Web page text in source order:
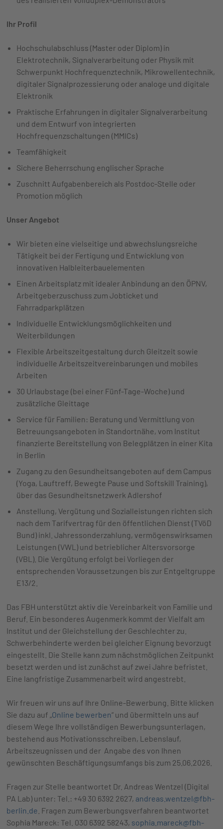
Ihr Profil
Hochschulabschluss (Master oder Diplom) in
Elektrotechnik, Signalverarbeitung oder Physik mit
Schwerpunkt Hochfrequenztechnik, Mikrowellentechnik,
digitaler Signalprozessierung oder analoge und digitale
Elektronik
Praktische Erfahrungen in digitaler Signalverarbeitung
und dem Entwurf von integrierten
Hochfrequenzschaltungen (MMICs)
Teamfähigkeit
Sichere Beherrschung englischer Sprache
Zuschnitt Aufgabenbereich als Postdoc-Stelle oder
Promotion möglich
Unser Angebot
Wir bieten eine vielseitige und abwechslungsreiche
Tätigkeit bei der Fertigung und Entwicklung von
innovativen Halbleiterbauelementen
Einen Arbeitsplatz mit idealer Anbindung an den ÖPNV,
Arbeitgeberzuschuss zum Jobticket und
Fahrradparkplätzen
Individuelle Entwicklungsmöglichkeiten und
Weiterbildungen
Flexible Arbeitszeitgestaltung durch Gleitzeit sowie
individuelle Arbeitszeitvereinbarungen und mobiles
Arbeiten
30 Urlaubstage (bei einer Fünf-Tage-Woche) und
zusätzliche Gleittage
Service für Familien: Beratung und Vermittlung von
Betreuungsangeboten in Standortnähe, vom Institut
finanzierte Bereitstellung von Belegplätzen in einer Kita
in Berlin
Zugang zu den Gesundheitsangeboten auf dem Campus
(Yoga, Lauftreff, Bewegte Pause und Softskill Training),
über das Gesundheitsnetzwerk Adlershof
Anstellung, Vergütung und Sozialleistungen richten sich
nach dem Tarifvertrag für den öffentlichen Dienst (TVöD
Bund) inkl. Jahressonderzahlung, vermögenswirksamen
Leistungen (VWL) und betrieblicher Altersvorsorge
(VBL). Die Vergütung erfolgt bei Vorliegen der
entsprechenden Voraussetzungen bis zur Entgeltgruppe
E13/2.
Das FBH unterstützt aktiv die Vereinbarkeit von Familie und
Beruf. Ein besonderes Augenmerk kommt der Vielfalt am
Institut und der Gleichstellung der Geschlechter zu.
Schwerbehinderte werden bei gleicher Eignung bevorzugt
eingestellt. Die Stelle kann zum nächstmöglichen Zeitpunkt
besetzt werden und ist zunächst auf zwei Jahre befristet.
Eine langfristige Zusammenarbeit wird angestrebt.
Wir freuen wir uns auf Ihre Online-Bewerbung. Bitte klicken
Sie dazu auf „Online bewerben“ und übermitteln uns auf
diesem Wege Ihre vollständigen Bewerbungsunterlagen,
bestehend aus Motivationsschreiben, Lebenslauf,
Arbeitszeugnissen und der Angabe des von Ihnen
gewünschten Beschäftigungsumfangs bis zum 25.06.2026.
Fragen zur Stelle beantwortet Dr. Andreas Wentzel (Digital
PA Lab) unter: Tel.: +49 30 6392 2627, andreas.wentzel@fbh-
berlin.de . Fragen zum Bewerbungsverfahren beantwortet
Sophia Mareck: Tel. 030 6392 58243, sophia.mareck@fbh-